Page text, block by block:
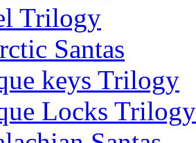
Trilogy
Santas
keys Trilogy
Locks Trilogy